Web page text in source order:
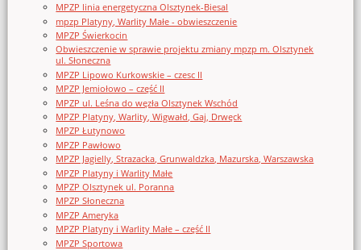
MPZP linia energetyczna Olsztynek-Biesal
mpzp Platyny, Warlity Małe - obwieszczenie
MPZP Świerkocin
Obwieszczenie w sprawie projektu zmiany mpzp m. Olsztynek
ul. Słoneczna
MPZP Lipowo Kurkowskie – czesc II
MPZP Jemiołowo – część II
MPZP ul. Leśna do węzła Olsztynek Wschód
MPZP Platyny, Warlity, Wigwałd, Gaj, Drwęck
MPZP Łutynowo
MPZP Pawłowo
MPZP Jagielly, Strazacka, Grunwaldzka, Mazurska, Warszawska
MPZP Platyny i Warlity Małe
MPZP Olsztynek ul. Poranna
MPZP Słoneczna
MPZP Ameryka
MPZP Platyny i Warlity Małe – część II
MPZP Sportowa